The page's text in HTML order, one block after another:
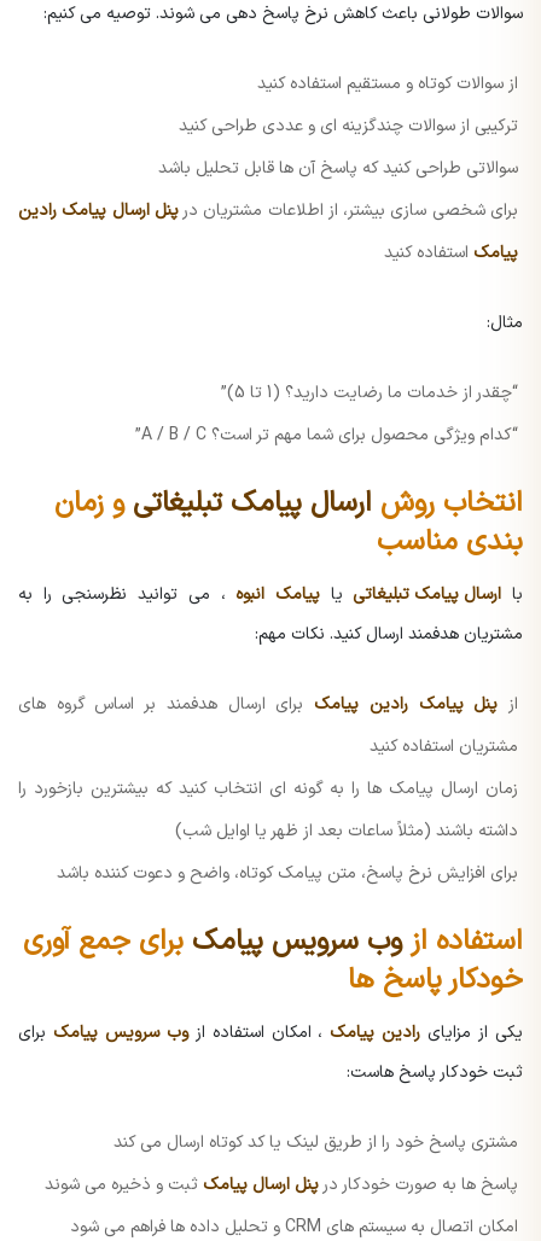
سوالات طولانی باعث کاهش نرخ پاسخ دهی می شوند. توصیه می کنیم:
از سوالات کوتاه و مستقیم استفاده کنید
ترکیبی از سوالات چندگزینه ای و عددی طراحی کنید
سوالاتی طراحی کنید که پاسخ آن ها قابل تحلیل باشد
برای شخصی سازی بیشتر، از اطلاعات مشتریان درپنل ارسال پیامک رادین
پیامک استفاده کنید
مثال:
“چقدر از خدمات ما رضایت دارید؟ (1 تا 5)”
“کدام ویژگی محصول برای شما مهم تر است؟ A / B / C”
انتخاب روش ارسال پیامک تبلیغاتی و زمان
بندی مناسب
با ارسال پیامک تبلیغاتییاپیامک انبوه، می توانید نظرسنجی را به
مشتریان هدفمند ارسال کنید. نکات مهم:
از پنل پیامک رادین پیامک برای ارسال هدفمند بر اساس گروه های
مشتریان استفاده کنید
زمان ارسال پیامک ها را به گونه ای انتخاب کنید که بیشترین بازخورد را
داشته باشند (مثلاً ساعات بعد از ظهر یا اوایل شب)
برای افزایش نرخ پاسخ، متن پیامک کوتاه، واضح و دعوت کننده باشد
استفاده ازوب سرویس پیامک برای جمع آوری
خودکار پاسخ ها
یکی از مزایای رادین پیامک ، امکان استفاده ازوب سرویس پیامک برای
ثبت خودکار پاسخ هاست:
مشتری پاسخ خود را از طریق لینک یا کد کوتاه ارسال می کند
پاسخ ها به صورت خودکار در پنل ارسال پیامک ثبت و ذخیره می شوند
امکان اتصال به سیستم های CRM و تحلیل داده ها فراهم می شود